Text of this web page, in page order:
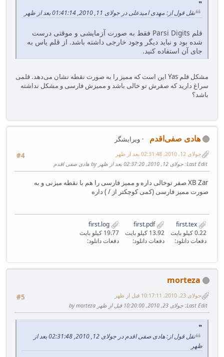
نقل قول از: مهدی امیدعلی در جولای 11, 2010, 01:41:14 بعد از ظهر
قلم Parsi Digits فقط به صورت آزمایشی و موقتی درست
شده بود و نباید دیگر وجود خارجی داشته باشد. از قلم یاس به
جای آن استفاده کنید.
مشکل قلم Yas این است که ممیز را به صورت نقطه نشان می‌دهد. قلمی
سراغ دارید که صفرش تو خالی باشد و ممیزش فارسی و مشکل نداشته
باشد؟
هادی صفی‌اقدم
ویرایشگر
#4
جولای 12, 2010, 02:31:48 بعد از ظهر
Last Edit: جولای 12, 2010, 02:37:20 بعد از ظهر by هادی صفی اقدم
XB Zar صفر توخالی داره و ممیز فارسی را هم با نقطه میزنی و به
صورت ممیز فارسی (کمی کوچکتر از / ) داره
0.22 کیلو بایت
دفعات دانلود:
first.pdf
13.92 کیلو بایت
دفعات دانلود:
19.77 کیلو بایت
دفعات دانلود:
morteza
#5
جولای 23, 2010, 10:17:11 قبل از ظهر
Last Edit: جولای 23, 2010, 10:20:00 قبل از ظهر by morteza
نقل قول از: هادی صفی اقدم در جولای 12, 2010, 02:31:48 بعد از
ظهر